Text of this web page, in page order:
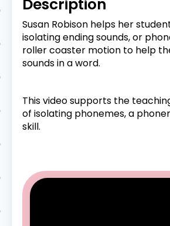
Description
Susan Robison helps her
isolating ending sounds, or
roller coaster motion to help
sounds in a word.
This video supports the
of isolating phonemes, a
skill.